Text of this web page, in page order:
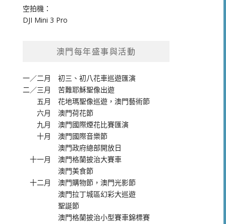
空拍機：
DJI Mini 3 Pro
澳門每年盛事與活動
一／二月初三、初八花車巡遊匯演
二／三月苦難耶穌聖像出遊
五月花地瑪聖像巡遊 ，澳門藝術節
六月澳門荷花節
九月澳門國際煙花比賽匯演
十月澳門國際音樂節
澳門政府總部開放日
十一月澳門格蘭披治大賽車
澳門美食節
十二月澳門購物節 ，澳門光影節
澳門拉丁城區幻彩大巡遊
聖誕節
澳門格蘭披治小型賽車錦標賽